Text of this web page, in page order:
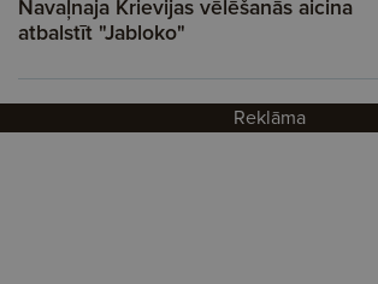
Navaļnaja Krievijas vēlēšanās aicina
atbalstīt "Jabloko"
Reklāma